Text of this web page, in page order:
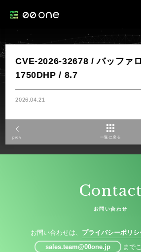
CVE-2026-32678 / バッファ
1750DHP / 8.7
2026.04.21
prev 一覧に戻る
Contact
お問い合わせ
お問い合わせは、 プライバシーポリシ
sales.team@00one.jp
まで